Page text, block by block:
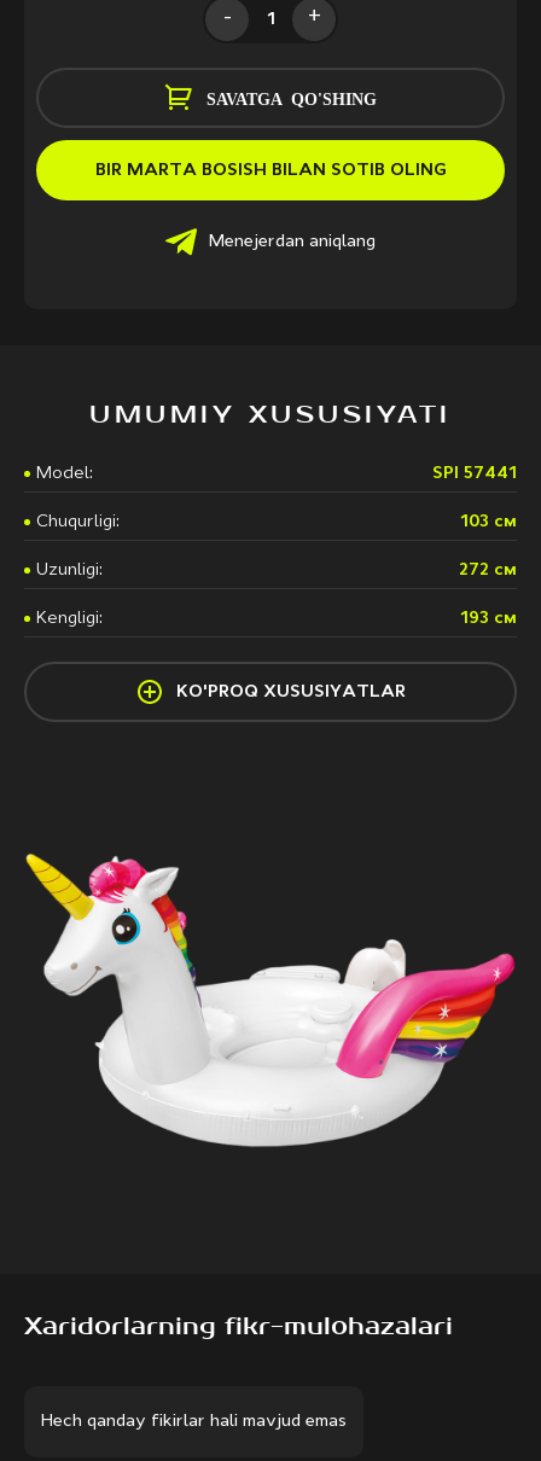
- +
Menejerdan aniqlang
SAVATGA QO'SHING
BIR MARTA BOSISH BILAN SOTIB OLING
UMUMIY XUSUSIYATI
Model: SPI 57441
Chuqurligi: 103 см
Uzunligi: 272 см
Kengligi: 193 см
KO'PROQ XUSUSIYATLAR
Xaridorlarning fikr-mulohazalari
Hech qanday fikirlar hali mavjud emas